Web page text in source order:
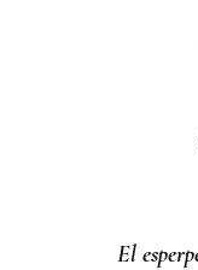
El